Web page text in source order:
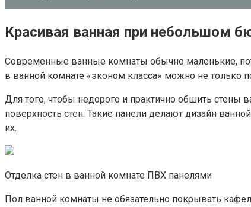
Красивая ванная при небольшом
Современные ванные комнаты обычно маленькие,
в ванной комнате «эконом класса» можно не только
Для того, чтобы недорого и практично обшить
поверхность стен. Такие панели делают дизайн
их.
Отделка стен в ванной комнате ПВХ панелями
Пол ванной комнаты не обязательно покрывать